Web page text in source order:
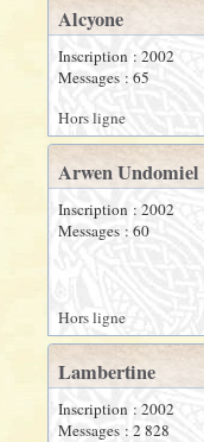
Alcyone
Inscription : 2002
Messages : 65
Hors ligne
Arwen Undomiel
Inscription : 2002
Messages : 60
Hors ligne
Lambertine
Inscription : 2002
Messages : 2 828